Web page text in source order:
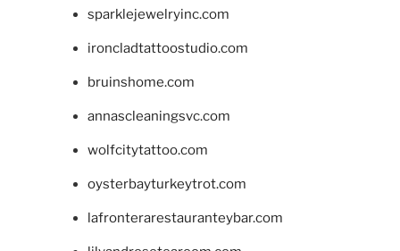
sparklejewelryinc.com
ironcladtattoostudio.com
bruinshome.com
annascleaningsvc.com
wolfcitytattoo.com
oysterbayturkeytrot.com
lafronterarestauranteybar.com